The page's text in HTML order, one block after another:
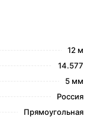
12 м
14.577
5 мм
Россия
Прямоугольная